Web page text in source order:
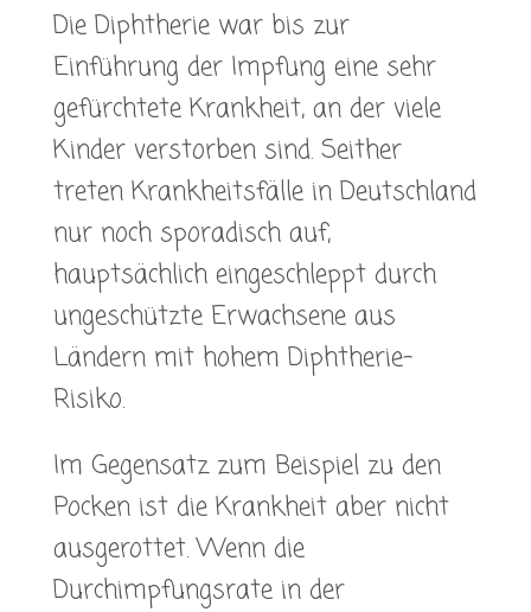
Die Diphtherie war bis zur
Einführung der Impfung eine sehr
gefürchtete Krankheit, an der viele
Kinder verstorben sind. Seither
treten Krankheitsfälle in Deutschland
nur noch sporadisch auf,
hauptsächlich eingeschleppt durch
ungeschützte Erwachsene aus
Ländern mit hohem Diphtherie-
Risiko.
Im Gegensatz zum Beispiel zu den
Pocken ist die Krankheit aber nicht
ausgerottet. Wenn die
Durchimpfungsrate in der